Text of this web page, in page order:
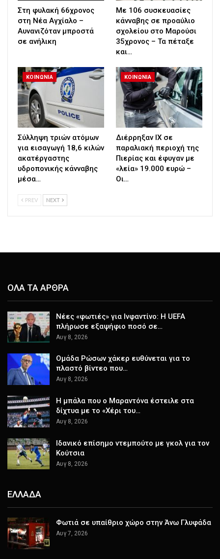
Στη φυλακή 66χρονος
στη Νέα Αγχίαλο –
Αυνανιζόταν μπροστά
σε ανήλικη
Με 106 συσκευασίες
κάνναβης σε προαύλιο
σχολείου στο Μαρούσι
35χρονος – Τα πέταξε
και…
ΚΟΙΝΩΝΙΑ
Σύλληψη τριών ατόμων
για εισαγωγή 18,6 κιλών
ακατέργαστης
υδροπονικής κάνναβης
μέσα…
ΚΟΙΝΩΝΙΑ
Διέρρηξαν ΙΧ σε
παραλιακή περιοχή της
Πιερίας και έφυγαν με
«λεία» 19.000 ευρώ –
Οι…
PREV NEXT
ΟΛΑ ΤΑ ΑΡΘΡΑ
Νέες «φωτιές» για Ινφαντίνο: Η UEFA
πλήρωσε εξαψήφιο ποσό σε…
Αυγ 8, 2026
Ομάδα Ρώσων χάκερ ευθύνεται για το
πλαστό βίντεο που…
Αυγ 8, 2026
Η μπάλα που ο Μαραντόνα έστειλε στα
δίχτυα με το «Χέρι του…
Αυγ 8, 2026
Ιδανικό επίσημο ντεμπούτο με γκολ για τον
Κούτσια
Αυγ 8, 2026
ΕΛΛΑΔΑ
Φωτιά σε υπαίθριο χώρο στην Άνω Γλυφάδα
Αυγ 7, 2026